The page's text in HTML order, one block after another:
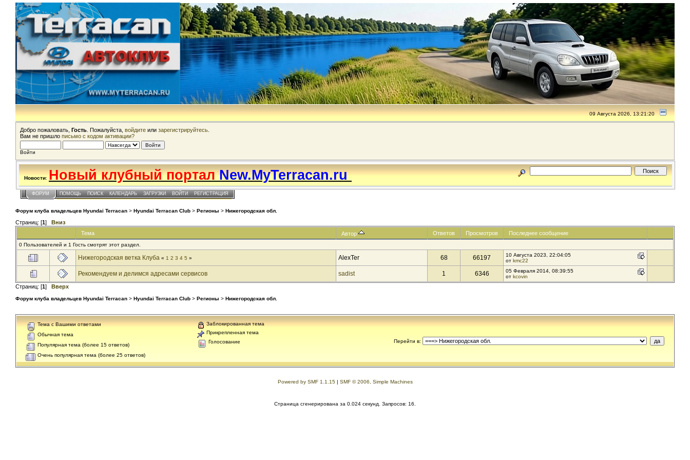
09 Августа 2026, 13:21:20
Добро пожаловать, Гость . Пожалуйста, войдите или зарегистрируйтесь
Вам не пришло письмо с кодом активации?
Войти
Новости: Новый клубный порталNew.MyTerracan.ru
ФОРУМ ПОМОЩЬ ПОИСК КАЛЕНДАРЬ ЗАГРУЗКИ ВОЙТИ РЕГИСТРАЦИЯ
Форум клуба владельцев Hyundai Terracan > Hyundai Terracan Club > Регионы > Нижегородская обл.
Страниц: [1]
Вниз
Тема
Автор Ответов Просмотров Последнее сообщение
0 Пользователей и 1 Гость смотрят этот раздел.
Нижегородская ветка Клуба « 1 2 3 4 5 » AlexTer 68 66197
10 Августа 2023, 22:04:05
от kmc22
Рекомендуем и делимся адресами сервисов sadist 1 6346
05 Февраля 2014, 08:39:55
от kcovin
Страниц: [1] Вверх
Форум клуба владельцев Hyundai Terracan > Hyundai Terracan Club > Регионы > Нижегородская обл.
Тема с Вашими ответами
Обычная тема
Популярная тема (более 15 ответов)
Очень популярная тема (более 25 ответов)
Заблокированная тема
Прикрепленная тема
Голосование
Перейти в:
Powered by SMF 1.1.15| SMF © 2006, Simple Machines
Страница сгенерирована за 0.024 секунд. Запросов: 16.